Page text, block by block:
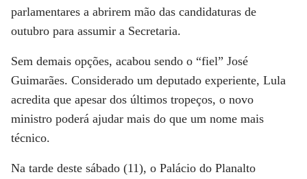
parlamentares a abrirem mão das candidaturas de
outubro para assumir a Secretaria.
Sem demais opções, acabou sendo o “fiel” José
Guimarães. Considerado um deputado experiente, Lula
acredita que apesar dos últimos tropeços, o novo
ministro poderá ajudar mais do que um nome mais
técnico.
Na tarde deste sábado (11), o Palácio do Planalto